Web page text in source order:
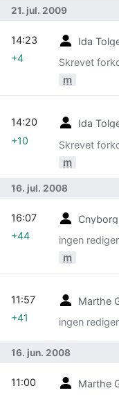
21. jul. 2009
Ida
Skrevet
m
14:23
+4
Ida
Skrevet
m
14:20
+10
16. jul. 2008
Cnyborg
ingen
m
16:07
+44
Marthe
ingen
11:57
+41
16. jun. 2008
Marthe
11:00